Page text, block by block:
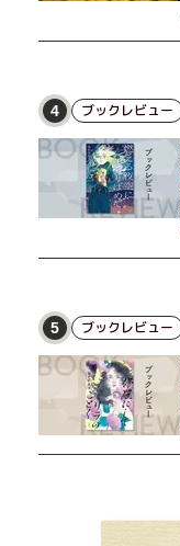
4 ブックレビュー
5 ブックレビュー